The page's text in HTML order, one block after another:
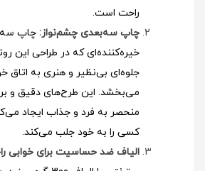
راحت است.
چاپ سه‌بعدی چشم‌نواز: چاپ
خیره‌کننده‌ای که در طراحی این
جلوه‌ای بی‌نظیر و هنری به اتاق
می‌بخشد. این طرح‌های دقیق و
منحصر به فرد و جذاب ایجاد
کسی را به خود جلب می‌کند.
الیاف ضد حساسیت برای خوابی